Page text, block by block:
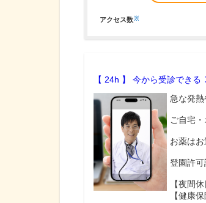
アクセス数※
【 24h 】 今から受診できる
急な発
ご自宅
お薬は
登園許
【夜間
【健康